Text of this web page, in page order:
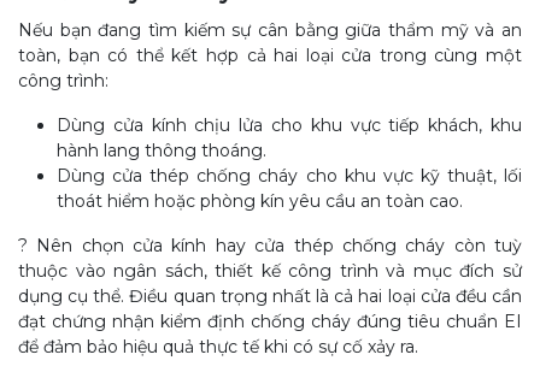
Nếu bạn đang tìm kiếm sự cân bằng giữa thẩm mỹ và an
toàn, bạn có thể kết hợp cả hai loại cửa trong cùng một
công trình:
Dùng cửa kính chịu lửa cho khu vực tiếp khách, khu
hành lang thông thoáng.
Dùng cửa thép chống cháy cho khu vực kỹ thuật, lối
thoát hiểm hoặc phòng kín yêu cầu an toàn cao.
? Nên chọn cửa kính hay cửa thép chống cháy còn tuỳ
thuộc vào ngân sách, thiết kế công trình và mục đích sử
dụng cụ thể. Điều quan trọng nhất là cả hai loại cửa đều cần
đạt chứng nhận kiểm định chống cháy đúng tiêu chuẩn EI
để đảm bảo hiệu quả thực tế khi có sự cố xảy ra.